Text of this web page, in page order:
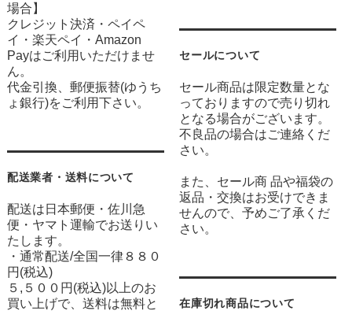
場合】
クレジット決済・ペイペ
イ・楽天ペイ・Amazon
Payはご利用いただけませ
ん。
代金引換、郵便振替(ゆうち
ょ銀行)をご利用下さい。
配送業者・送料について
配送は日本郵便・佐川急
便・ヤマト運輸でお送りい
たします。
・通常配送/全国一律８８０
円(税込)
５,５００円(税込)以上のお
買い上げで、送料は無料と
セールについて
セール商品は限定数量とな
っておりますので売り切れ
となる場合がございます。
不良品の場合はご連絡くだ
さい。
また、セール商 品や福袋の
返品・交換はお受けできま
せんので、予めご了承くだ
さい。
在庫切れ商品について